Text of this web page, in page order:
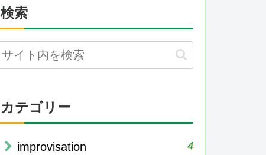
検索
カテゴリー
improvisation 4